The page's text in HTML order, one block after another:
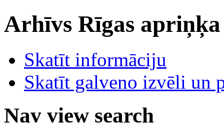
Arhīvs Rīgas
Skatīt informāciju
Skatīt galveno izvēli un
Nav view search